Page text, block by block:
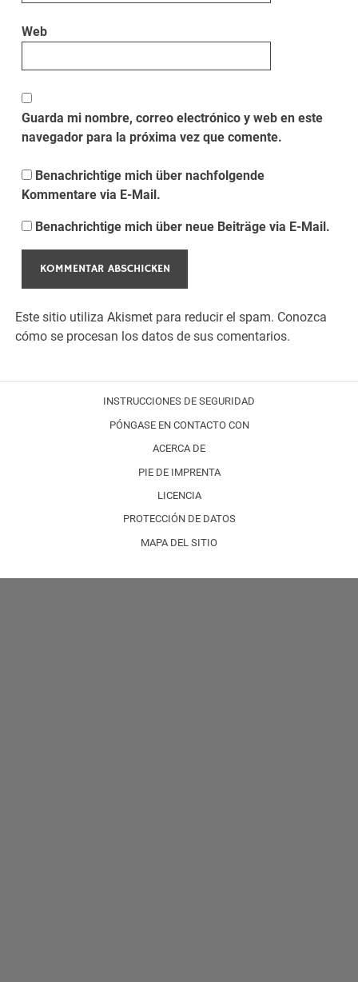
Web
Guarda mi nombre, correo electrónico y web en este
navegador para la próxima vez que comente.
Benachrichtige mich über nachfolgende
Kommentare via E-Mail.
Benachrichtige mich über neue Beiträge via E-Mail.
Este sitio utiliza Akismet para reducir el spam. Conozca
cómo se procesan los datos de sus comentarios.
INSTRUCCIONES DE SEGURIDAD
PÓNGASE EN CONTACTO CON
ACERCA DE
PIE DE IMPRENTA
LICENCIA
PROTECCIÓN DE DATOS
MAPA DEL SITIO